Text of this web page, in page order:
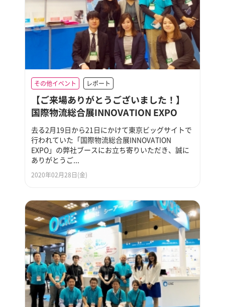
その他イベント レポート
【ご来場ありがとうございました！】
国際物流総合展INNOVATION EXPO
去る2月19日から21日にかけて東京ビッグサイトで
行われていた「国際物流総合展INNOVATION
EXPO」の弊社ブースにお立ち寄りいただき、誠に
ありがとうご...
2020年02月28日(金)